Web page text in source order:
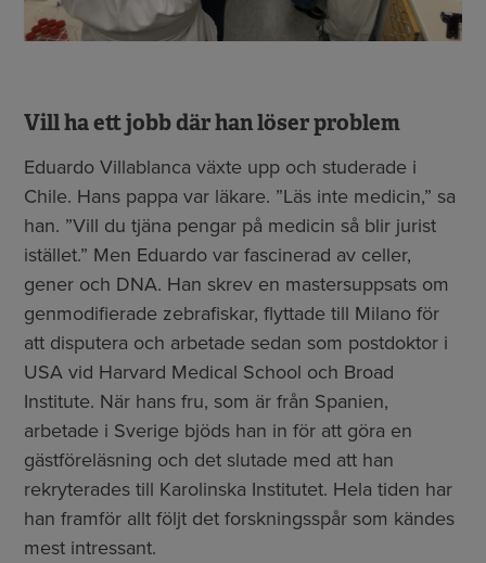
Vill ha ett jobb där han löser problem
Eduardo Villablanca växte upp och studerade i
Chile. Hans pappa var läkare. ”Läs inte medicin,” sa
han. ”Vill du tjäna pengar på medicin så blir jurist
istället.” Men Eduardo var fascinerad av celler,
gener och DNA. Han skrev en mastersuppsats om
genmodifierade zebrafiskar, flyttade till Milano för
att disputera och arbetade sedan som postdoktor i
USA vid Harvard Medical School och Broad
Institute. När hans fru, som är från Spanien,
arbetade i Sverige bjöds han in för att göra en
gästföreläsning och det slutade med att han
rekryterades till Karolinska Institutet. Hela tiden har
han framför allt följt det forskningsspår som kändes
mest intressant.